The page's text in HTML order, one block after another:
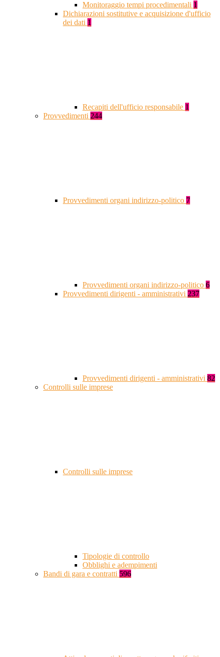
Monitoraggio tempi procedimentali 1
Dichiarazioni sostitutive e acquisizione d'ufficio
dei dati 1
Recapiti dell'ufficio responsabile 1
Provvedimenti 244
Provvedimenti organi indirizzo-politico 7
Provvedimenti organi indirizzo-politico 6
Provvedimenti dirigenti - amministrativi 237
Provvedimenti dirigenti - amministrativi 82
Controlli sulle imprese
Controlli sulle imprese
Tipologie di controllo
Obblighi e adempimenti
Bandi di gara e contratti 596